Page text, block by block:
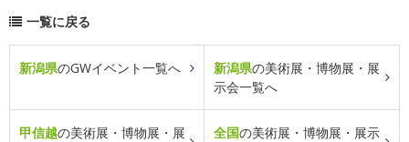
一覧に戻る
新潟県のGWイベント一覧へ 新潟県の美術展・博物展・展
示会一覧へ
甲信越の美術展・博物展・展
全国の美術展・博物展・展示